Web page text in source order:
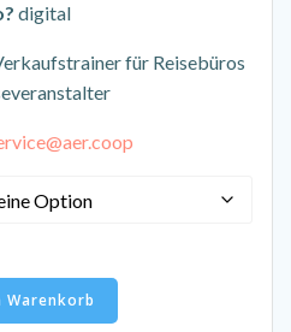
digital
für Reisebüros
Warenkorb